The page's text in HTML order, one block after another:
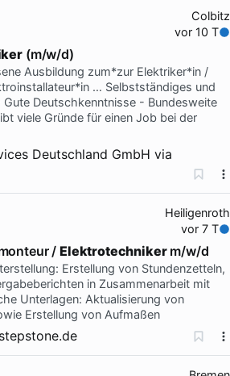
Colbitz
vor 10 T
(m/w/d)
Ausbildung zum*zur Elektriker*in /
… Selbstständiges und
Deutschkenntnisse - Bundesweite
viele Gründe für einen Job bei der
Deutschland GmbH via
Heiligenroth
vor 7 T
/Elektrotechnikerm/w/d
Erstellung von Stundenzetteln,
in Zusammenarbeit mit
Unterlagen: Aktualisierung von
Erstellung von Aufmaßen
stepstone.de